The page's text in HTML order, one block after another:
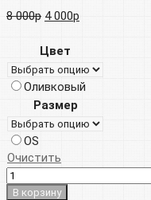
8 000р Первоначальная
цена
составляла
000р.
4 000р
4
Цвет
Оливковый
Размер
OS
Очистить
В корзину